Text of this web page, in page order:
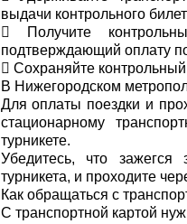
выдачи контрольного
 Получите
подтверждающий оплату
 Сохраняйте
В Нижегородском
Для оплаты поездки и
стационарному
турникете.
Убедитесь, что зажегся
турникета, и проходите
Как обращаться с
С транспортной картой